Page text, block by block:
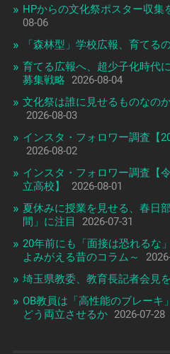
HPからの文化祭ポスター収集
08-06
「森林型」学校広報、育てる
育てる広報へ、超少子化時代
募集戦略
2026-08-04
文化祭は誰に見せるものなの
2026-08-03
インスタ・フォロワー調査【
2026-08-02
インスタ・フォロワー調査【
立高校】
2026-08-01
夏休みに授業を見せる、春日
間」に注目
2026-07-31
20年前にも「面接は恐れるな
よみがえる昔のコラム～
埼玉県教委、教育長記者会見
OB教員は「高性能のブレーキ
どう両立させるか 2026-07-28